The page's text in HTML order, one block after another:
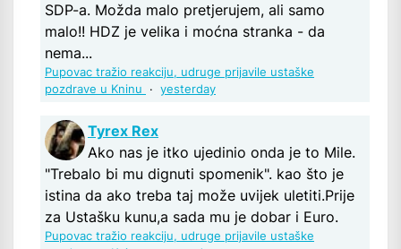
SDP-a. Možda malo pretjerujem, ali samo
malo!! HDZ je velika i moćna stranka - da
nema...
Pupovac tražio reakciju, udruge prijavile ustaške
pozdrave u Kninu
· yesterday
Tyrex Rex
Ako nas je itko ujedinio onda je to Mile.
"Trebalo bi mu dignuti spomenik". kao što je
istina da ako treba taj može uvijek uletiti.Prije
za Ustašku kunu,a sada mu je dobar i Euro.
Pupovac tražio reakciju, udruge prijavile ustaške